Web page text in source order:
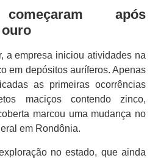
começaram após
a empresa iniciou atividades na
em depósitos auríferos. Apenas
as primeiras ocorrências
maciços contendo zinco,
marcou uma mudança no
em Rondônia.
no estado, que ainda